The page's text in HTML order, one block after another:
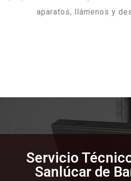
aparatos, llámenos y
Servicio
Sanlúcar de